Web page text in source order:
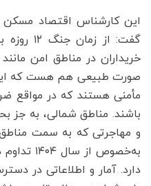
این کارشناس اقتصاد
گفت: از
خریداران در مناطق امن
صورت طبیعی هم هست که
مأمنی هستند که در مواقع
باشند. مناطق شمالی، به
و مهاجرتی که به سمت
به‌خصوص
دارد. آمار و اطلاعاتی در